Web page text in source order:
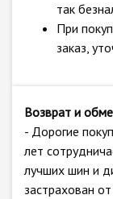
так
При
заказ,
Возврат и
- Дорогие
лет
лучших шин и
застрахован